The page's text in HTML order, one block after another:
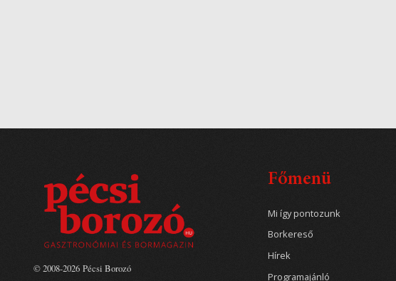
Főmenü
Mi így pontozunk
Borkereső
Hírek
Programajánló
© 2008-2026 Pécsi Borozó